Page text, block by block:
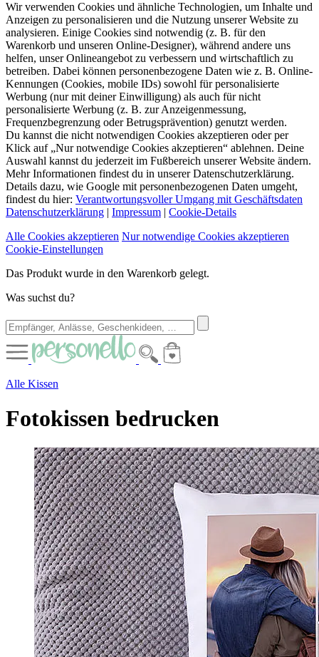
Wir verwenden Cookies und ähnliche Technologien, um Inhalte und
Anzeigen zu personalisieren und die Nutzung unserer Website zu
analysieren. Einige Cookies sind notwendig (z. B. für den
Warenkorb und unseren Online-Designer), während andere uns
helfen, unser Onlineangebot zu verbessern und wirtschaftlich zu
betreiben. Dabei können personenbezogene Daten wie z. B. Online-
Kennungen (Cookies, mobile IDs) sowohl für personalisierte
Werbung (nur mit deiner Einwilligung) als auch für nicht
personalisierte Werbung (z. B. zur Anzeigenmessung,
Frequenzbegrenzung oder Betrugsprävention) genutzt werden.
Du kannst die nicht notwendigen Cookies akzeptieren oder per
Klick auf „Nur notwendige Cookies akzeptieren“ ablehnen. Deine
Auswahl kannst du jederzeit im Fußbereich unserer Website ändern.
Mehr Informationen findest du in unserer Datenschutzerklärung.
Details dazu, wie Google mit personenbezogenen Daten umgeht,
findest du hier: Verantwortungsvoller Umgang mit Geschäftsdaten
Datenschutzerklärung | Impressum | Cookie-Details
Alle Cookies akzeptieren Nur notwendige Cookies akzeptieren
Cookie-Einstellungen
Das Produkt wurde in den Warenkorb gelegt.
Was suchst du?
Alle Kissen
Fotokissen bedrucken